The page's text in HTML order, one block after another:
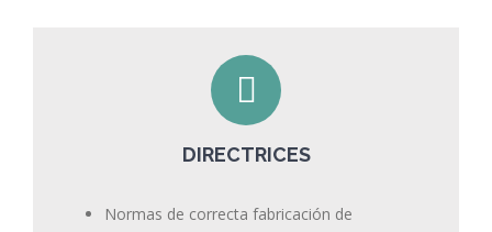
DIRECTRICES
Normas de correcta fabricación de